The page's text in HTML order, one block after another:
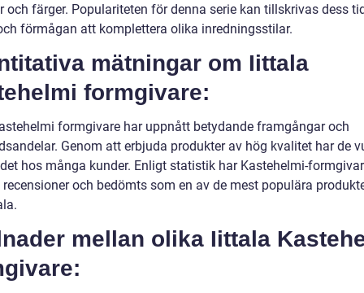
och färger. Populariteten för denna serie kan tillskrivas dess
förmågan att komplettera olika inredningsstilar.
mätningar om Iittala
formgivare:
formgivare har uppnått betydande framgångar och
Genom att erbjuda produkter av hög kvalitet har de
hos många kunder. Enligt statistik har Kastehelmi-
och bedömts som en av de mest populära
mellan olika Iittala